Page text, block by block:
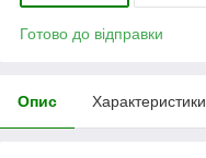
Готово до відправки
Опис Характеристики